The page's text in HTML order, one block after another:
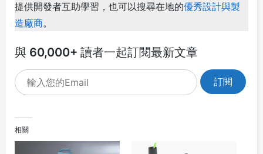
提供開發者互助學習，也可以搜尋在地的優秀設計與製
造廠商。
與 60,000+ 讀者一起訂閱最新文章
相關